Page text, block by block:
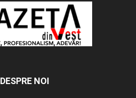
DESPRE NOI